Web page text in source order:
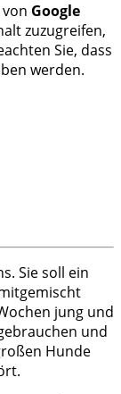
Google
zuzugreifen,
Sie, dass
werden.
Sie soll ein
jung und
und
Hunde